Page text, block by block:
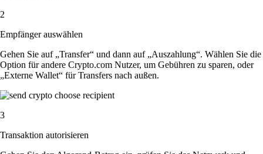
2
Empfänger auswählen
Gehen Sie auf „Transfer“ und dann auf „Auszahlung“. Wählen Sie die
Option für andere Crypto.com Nutzer, um Gebühren zu sparen, oder
„Externe Wallet“ für Transfers nach außen.
3
Transaktion autorisieren